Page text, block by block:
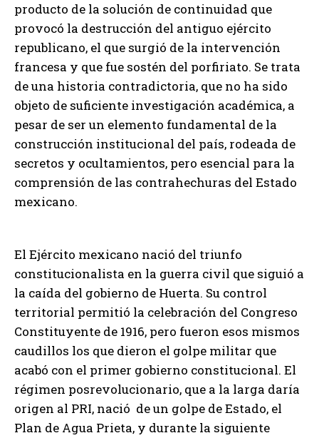
producto de la solución de continuidad que
provocó la destrucción del antiguo ejército
republicano, el que surgió de la intervención
francesa y que fue sostén del porfiriato. Se trata
de una historia contradictoria, que no ha sido
objeto de suficiente investigación académica, a
pesar de ser un elemento fundamental de la
construcción institucional del país, rodeada de
secretos y ocultamientos, pero esencial para la
comprensión de las contrahechuras del Estado
mexicano.
El Ejército mexicano nació del triunfo
constitucionalista en la guerra civil que siguió a
la caída del gobierno de Huerta. Su control
territorial permitió la celebración del Congreso
Constituyente de 1916, pero fueron esos mismos
caudillos los que dieron el golpe militar que
acabó con el primer gobierno constitucional. El
régimen posrevolucionario, que a la larga daría
origen al PRI, nació de un golpe de Estado, el
Plan de Agua Prieta, y durante la siguiente